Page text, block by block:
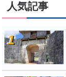
人気記事